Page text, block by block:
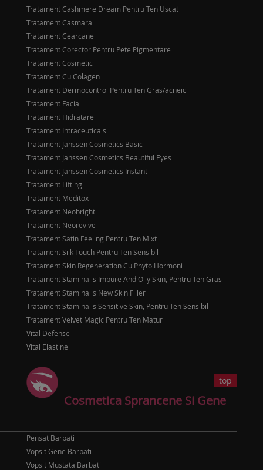
Tratament Cashmere Dream Pentru Ten Uscat
Tratament Casmara
Tratament Cearcane
Tratament Corector Pentru Pete Pigmentare
Tratament Cosmetic
Tratament Cu Colagen
Tratament Dermocontrol Pentru Ten Gras/acneic
Tratament Facial
Tratament Hidratare
Tratament Intraceuticals
Tratament Janssen Cosmetics Basic
Tratament Janssen Cosmetics Beautiful Eyes
Tratament Janssen Cosmetics Instant
Tratament Lifting
Tratament Meditox
Tratament Neobright
Tratament Neorevive
Tratament Satin Feeling Pentru Ten Mixt
Tratament Silk Touch Pentru Ten Sensibil
Tratament Skin Regeneration Cu Phyto Hormoni
Tratament Staminalis Impure And Oily Skin, Pentru Ten Gras
Tratament Staminalis New Skin Filler
Tratament Staminalis Sensitive Skin, Pentru Ten Sensibil
Tratament Velvet Magic Pentru Ten Matur
Vital Defense
Vital Elastine
top
Cosmetica Sprancene Si Gene
Pensat Barbati
Vopsit Gene Barbati
Vopsit Mustata Barbati